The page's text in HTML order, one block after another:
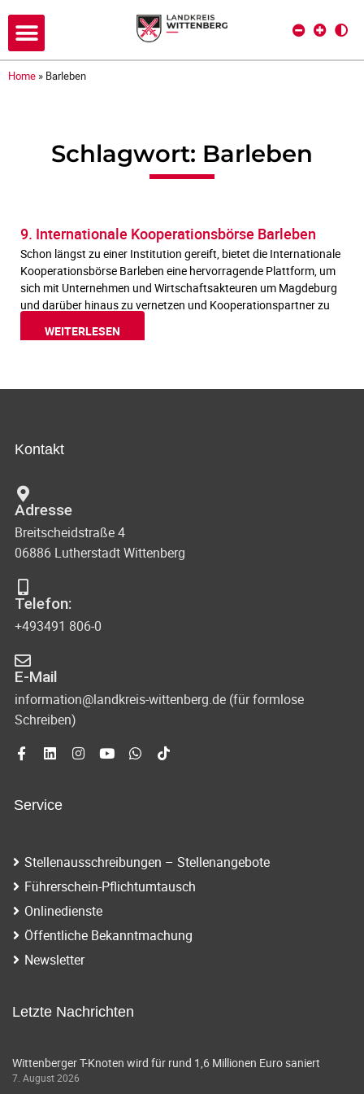
Home » Barleben
Schlagwort: Barleben
9. Internationale Kooperationsbörse Barleben
Schon längst zu einer Institution gereift, bietet die Internationale
Kooperationsbörse Barleben eine hervorragende Plattform, um
sich mit Unternehmen und Wirtschaftsakteuren um Magdeburg
und darüber hinaus zu vernetzen und Kooperationspartner zu
WEITERLESEN
Kontakt
Adresse
Breitscheidstraße 4
06886 Lutherstadt Wittenberg
Telefon:
+493491 806-0
E-Mail
information@landkreis-wittenberg.de (für formlose
Schreiben)
Service
Stellenausschreibungen – Stellenangebote
Führerschein-Pflichtumtausch
Onlinedienste
Öffentliche Bekanntmachung
Newsletter
Letzte Nachrichten
Wittenberger T-Knoten wird für rund 1,6 Millionen Euro saniert
7. August 2026